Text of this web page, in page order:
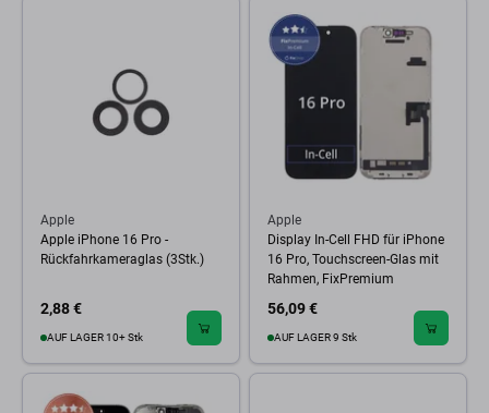
Apple
Apple iPhone 16 Pro -
Rückfahrkameraglas (3Stk.)
2,88 €
AUF LAGER 10+ Stk
Apple
Display In-Cell FHD für iPhone
16 Pro, Touchscreen-Glas mit
Rahmen, FixPremium
56,09 €
AUF LAGER 9 Stk